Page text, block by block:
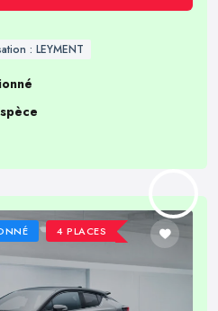
: LEYMENT
4 PLACES